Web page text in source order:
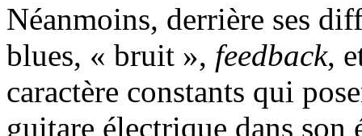
Néanmoins, derrière ses
blues, « bruit », feedback,
caractère constants qui
guitare électrique dans son